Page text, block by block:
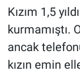
Kızım 1,5
kurmamıştı.
ancak
kızın emin